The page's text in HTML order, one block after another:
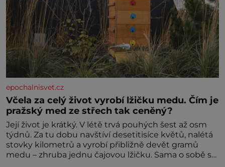
epochalnisvet.cz
Včela za celý život vyrobí lžičku medu. Čím je
pražský med ze střech tak ceněný?
Její život je krátký. V létě trvá pouhých šest až osm
týdnů. Za tu dobu navštíví desetitisíce květů, nalétá
stovky kilometrů a vyrobí přibližně devět gramů
medu – zhruba jednu čajovou lžičku. Sama o sobě se